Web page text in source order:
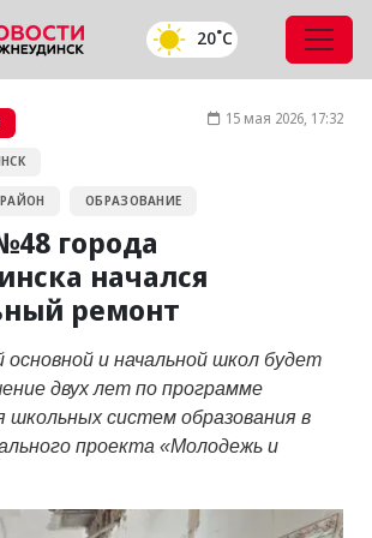
20˚C
ОБРАЗОВАНИЕ
15 мая 2026, 17:32
города
начался
ремонт
и начальной школ будет
двух лет по программе
школьных систем образования в
проекта «Молодежь и